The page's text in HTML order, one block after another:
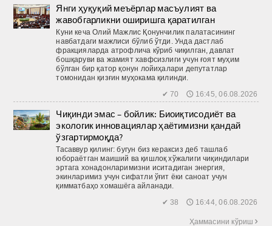
Янги ҳуқуқий меъёрлар масъулият ва
жавобгарликни оширишга қаратилган
Куни кеча Олий Мажлис Қонунчилик палатасининг
навбатдаги мажлиси бўлиб ўтди. Унда дастлаб
фракцияларда атрофлича кўриб чиқилган, давлат
бошқаруви ва жамият хавфсизлиги учун ғоят муҳим
бўлган бир қатор қонун лойиҳалари депутатлар
томонидан қизғин муҳокама қилинди.
✔ 70 🕔 16:45, 06.08.2026
Чиқинди эмас – бойлик: Биоиқтисодиёт ва
экологик инновациялар ҳаётимизни қандай
ўзгартирмоқда?
Тасаввур қилинг: бугун биз кераксиз деб ташлаб
юбораётган маиший ва қиш­лоқ хўжалиги чиқиндилари
эртага хонадонларимизни иситадиган энергия,
экинларимиз учун сифатли ўғит ёки саноат учун
қимматбаҳо хомашёга айланади.
✔ 38 🕔 16:44, 06.08.2026
Ҳаммасини кўриш 